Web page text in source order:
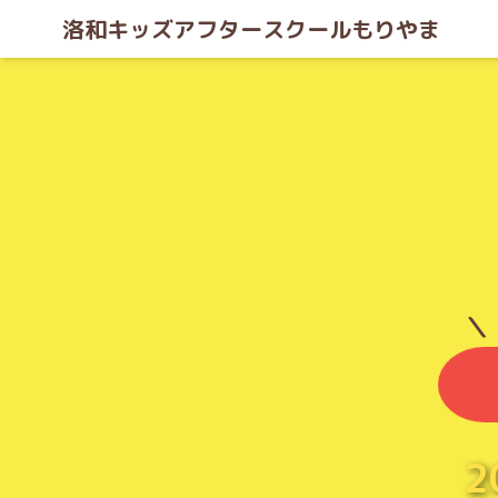
洛和キッズアフタースクールもりやま